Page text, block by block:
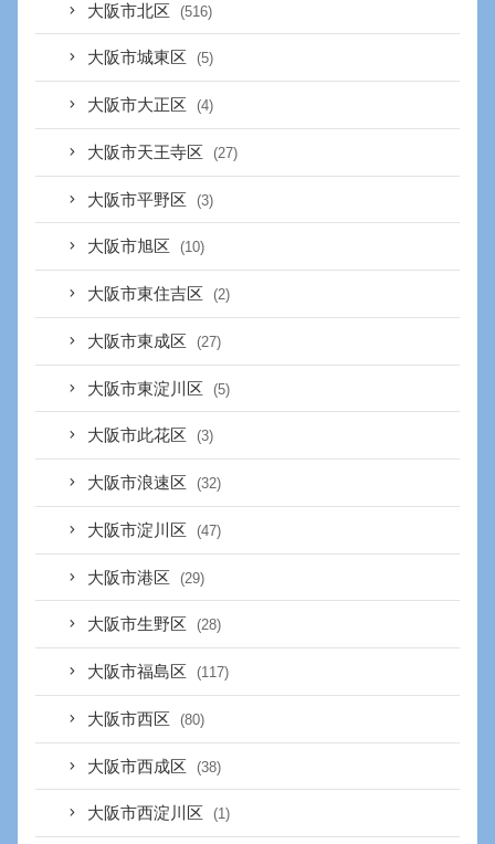
大阪市北区 (516)
大阪市城東区 (5)
大阪市大正区 (4)
大阪市天王寺区 (27)
大阪市平野区 (3)
大阪市旭区 (10)
大阪市東住吉区 (2)
大阪市東成区 (27)
大阪市東淀川区 (5)
大阪市此花区 (3)
大阪市浪速区 (32)
大阪市淀川区 (47)
大阪市港区 (29)
大阪市生野区 (28)
大阪市福島区 (117)
大阪市西区 (80)
大阪市西成区 (38)
大阪市西淀川区 (1)